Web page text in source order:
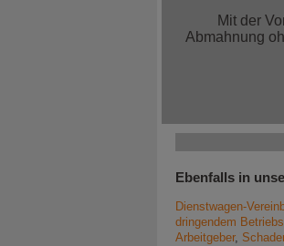
Mit der
Abmahnung
Ebenfalls in
Dienstwagen-
dringendem
Arbeitgeber,